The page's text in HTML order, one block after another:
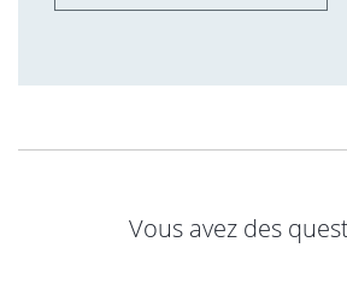
Vous avez des